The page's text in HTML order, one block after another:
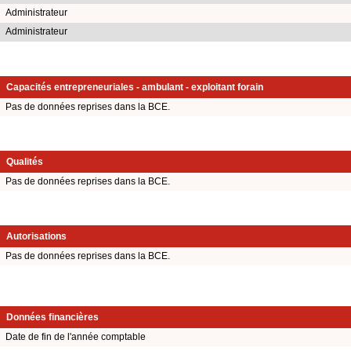
Administrateur
Administrateur
Capacités entrepreneuriales - ambulant - exploitant forain
Pas de données reprises dans la BCE.
Qualités
Pas de données reprises dans la BCE.
Autorisations
Pas de données reprises dans la BCE.
Données financières
Date de fin de l'année comptable